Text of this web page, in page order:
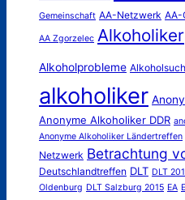
Gemeinschaft AA-Netzwerk AA-
AA Zgorzelec Alkoholiker
Alkoholprobleme
alkoholiker
Anonyme Alkoholiker DDR
Anonyme Alkoholiker Ländertreffen
Netzwerk Betrachtung
Deutschlandtreffen DLT DLT
Oldenburg DLT Salzburg 2015 EA